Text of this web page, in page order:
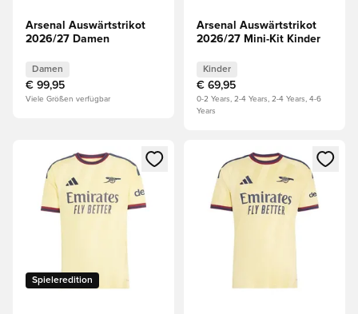
Arsenal Auswärtstrikot
2026/27 Damen
Damen
€ 99,95
Viele Größen verfügbar
Arsenal Auswärtstrikot
2026/27 Mini-Kit Kinder
Kinder
€ 69,95
0-2 Years, 2-4 Years, 2-4 Years, 4-6
Years
Öffnet ein Fenster zum Anmelden oder Registrieren als
Spieleredition
Öffnet ein Fenster zum